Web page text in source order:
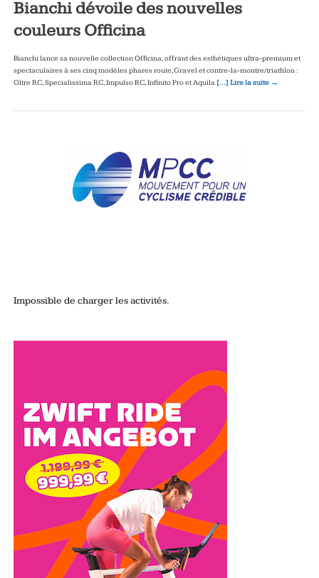
Bianchi dévoile des nouvelles
couleurs Officina
Bianchi lance sa nouvelle collection Officina, offrant des esthétiques ultra‑premium et
spectaculaires à ses cinq modèles phares route, Gravel et contre‑la‑montre/triathlon :
Oltre RC, Specialissima RC, Impulso RC, Infinito Pro et Aquila […] Lire la suite →
Impossible de charger les activités.